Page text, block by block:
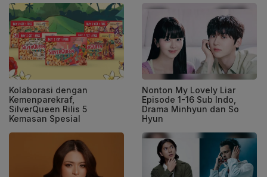
Kolaborasi dengan
Kemenparekraf,
SilverQueen Rilis 5
Kemasan Spesial
Nonton My Lovely Liar
Episode 1-16 Sub Indo,
Drama Minhyun dan So
Hyun